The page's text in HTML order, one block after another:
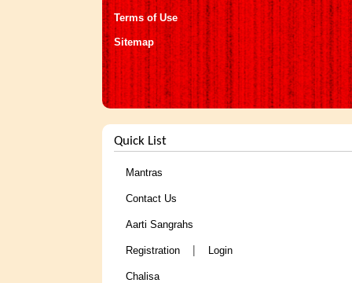
Terms of Use
Sitemap
Quick List
Mantras
Contact Us
Aarti Sangrahs
Registration | Login
Chalisa